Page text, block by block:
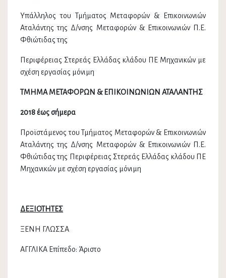
Υπάλληλος του Τμήματος Μεταφορών & Επικοινωνιών
Αταλάντης της Δ/νσης Μεταφορών & Επικοινωνιών Π.Ε.
Φθιώτιδας της
Περιφέρειας Στερεάς Ελλάδας κλάδου ΠΕ Μηχανικών με
σχέση εργασίας μόνιμη
ΤΜΗΜΑ ΜΕΤΑΦΟΡΩΝ & ΕΠΙΚΟΙΝΩΝΙΩΝ ΑΤΑΛΑΝΤΗΣ
2018 έως σήμερα
Προϊστάμενος του Τμήματος Μεταφορών & Επικοινωνιών
Αταλάντης της Δ/νσης Μεταφορών & Επικοινωνιών Π.Ε.
Φθιώτιδας της Περιφέρειας Στερεάς Ελλάδας κλάδου ΠΕ
Μηχανικών με σχέση εργασίας μόνιμη
ΔΕΞΙΟΤΗΤΕΣ
ΞΕΝΗ ΓΛΩΣΣΑ
ΑΓΓΛΙΚΑ Επίπεδο: Άριστο